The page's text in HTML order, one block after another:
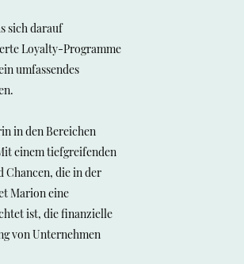
sich darauf
Loyalty-Programme
umfassendes
in den Bereichen
einem tiefgreifenden
Chancen, die in der
Marion eine
ist, die finanzielle
von Unternehmen